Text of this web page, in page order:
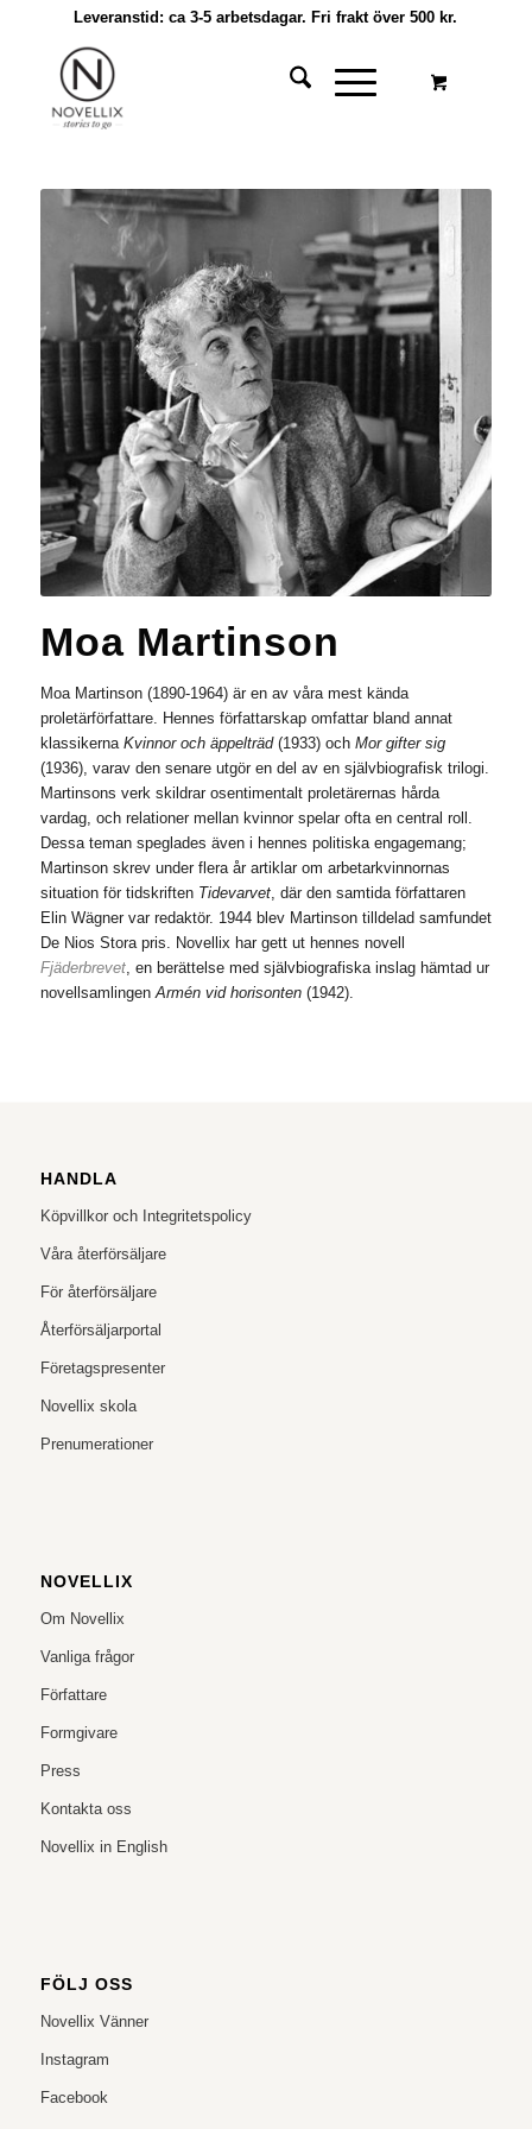
Leveranstid: ca 3-5 arbetsdagar. Fri frakt över 500 kr.
Moa Martinson
Moa Martinson (1890-1964) är en av våra mest kända
proletärförfattare. Hennes författarskap omfattar bland annat
klassikerna Kvinnor och äppelträd(1933) och Mor gifter sig
(1936), varav den senare utgör en del av en självbiografisk trilogi.
Martinsons verk skildrar osentimentalt proletärernas hårda
vardag, och relationer mellan kvinnor spelar ofta en central roll.
Dessa teman speglades även i hennes politiska engagemang;
Martinson skrev under flera år artiklar om arbetarkvinnornas
situation för tidskriften Tidevarvet, där den samtida författaren
Elin Wägner var redaktör. 1944 blev Martinson tilldelad samfundet
De Nios Stora pris. Novellix har gett ut hennes novell
Fjäderbrevet, en berättelse med självbiografiska inslag hämtad ur
novellsamlingen Armén vid horisonten(1942).
HANDLA
Köpvillkor och Integritetspolicy
Våra återförsäljare
För återförsäljare
Återförsäljarportal
Företagspresenter
Novellix skola
Prenumerationer
NOVELLIX
Om Novellix
Vanliga frågor
Författare
Formgivare
Press
Kontakta oss
Novellix in English
FÖLJ OSS
Novellix Vänner
Instagram
Facebook